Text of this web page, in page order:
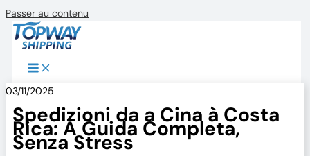
Passer au contenu
03/11/2025
Spedizioni da a Cina à Costa
Rica: A Guida Completa,
Senza Stress